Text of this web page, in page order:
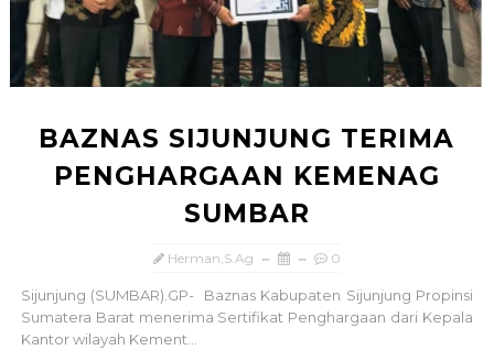
BAZNAS SIJUNJUNG TERIMA
PENGHARGAAN KEMENAG
SUMBAR
Herman,S.Ag 0
Sijunjung (SUMBAR).GP- Baznas Kabupaten Sijunjung Propinsi
Sumatera Barat menerima Sertifikat Penghargaan dari Kepala
Kantor wilayah Kement...